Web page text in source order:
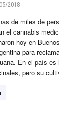
2018
de miles de
el cannabis
hoy en
para
En el país
pero su